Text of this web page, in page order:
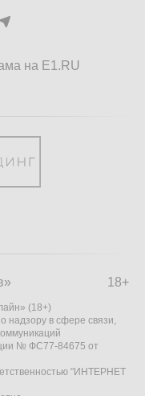
на E1.RU
18+
(18+)
надзору в сфере связи,
№ ФС77-84675 от
"ИНТЕРНЕТ